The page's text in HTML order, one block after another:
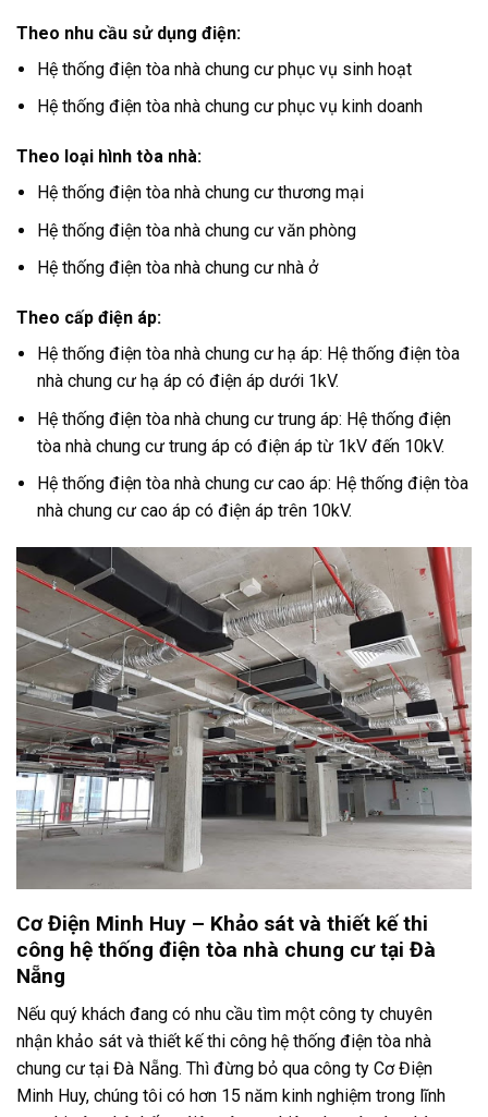
Theo nhu cầu sử dụng điện:
Hệ thống điện tòa nhà chung cư phục vụ sinh hoạt
Hệ thống điện tòa nhà chung cư phục vụ kinh doanh
Theo loại hình tòa nhà:
Hệ thống điện tòa nhà chung cư thương mại
Hệ thống điện tòa nhà chung cư văn phòng
Hệ thống điện tòa nhà chung cư nhà ở
Theo cấp điện áp:
Hệ thống điện tòa nhà chung cư hạ áp: Hệ thống điện tòa
nhà chung cư hạ áp có điện áp dưới 1kV.
Hệ thống điện tòa nhà chung cư trung áp: Hệ thống điện
tòa nhà chung cư trung áp có điện áp từ 1kV đến 10kV.
Hệ thống điện tòa nhà chung cư cao áp: Hệ thống điện tòa
nhà chung cư cao áp có điện áp trên 10kV.
Cơ Điện Minh Huy – Khảo sát và thiết kế thi
công hệ thống điện tòa nhà chung cư tại Đà
Nẵng
Nếu quý khách đang có nhu cầu tìm một công ty chuyên
nhận khảo sát và thiết kế thi công hệ thống điện tòa nhà
chung cư tại Đà Nẵng. Thì đừng bỏ qua công ty Cơ Điện
Minh Huy, chúng tôi có hơn 15 năm kinh nghiệm trong lĩnh